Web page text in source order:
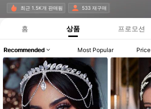
최근 1.5K개 판매됨 533 재구매
홈 상품 프로모션
Recommended Most Popular Price